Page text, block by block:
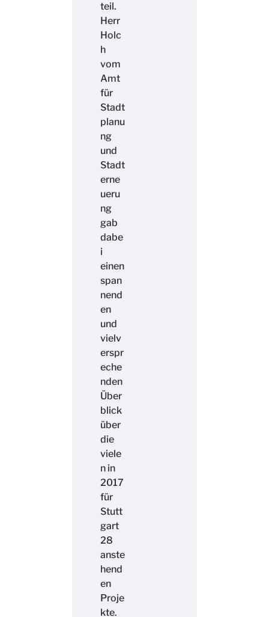
teil.
Herr
Holc
h
vom
Amt
für
Stadt
planu
ng
und
Stadt
erne
ueru
ng
gab
dabe
i
einen
span
nend
en
und
vielv
erspr
eche
nden
Über
blick
über
die
viele
n in
2017
für
Stutt
gart
28
anste
hend
en
Proje
kte.